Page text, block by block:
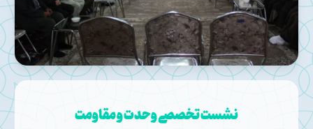
نشست تخصصی وحدت و مقاومت